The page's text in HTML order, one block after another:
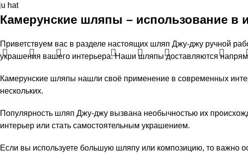
hat
Камерунские шляпы – использование в
Приветствуем вас в разделе настоящих шляп Джу-джу ручной
украшения вашего интерьера. Наши шляпы доставляются
Камерунские шляпы нашли своё применение в современных
нескольких.
Популярность шляп Джу-джу вызвана необычностью их
интерьер или стать самостоятельным украшением.
Если вы используете большую шляпу или композицию, то важно